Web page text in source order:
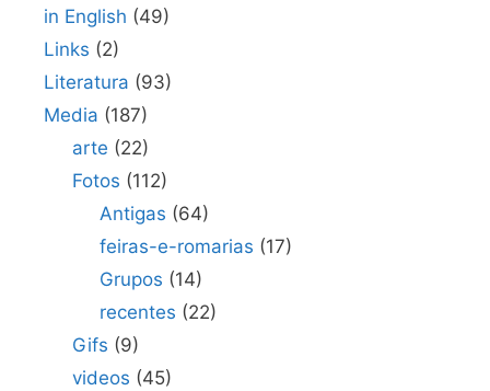
in English (49)
Links (2)
Literatura (93)
Media (187)
arte (22)
Fotos (112)
Antigas (64)
feiras-e-romarias (17)
Grupos (14)
recentes (22)
Gifs (9)
videos (45)